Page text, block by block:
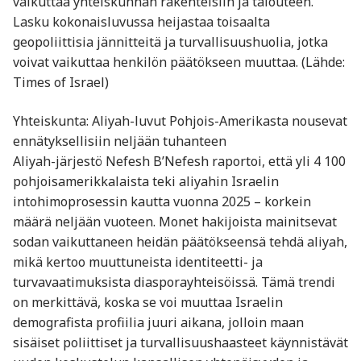
Lasku kokonaisluvussa heijastaa toisaalta
geopoliittisia jännitteitä ja turvallisuushuolia, jotka
voivat vaikuttaa henkilön päätökseen muuttaa. (Lähde:
Times of Israel)
Yhteiskunta: Aliyah-luvut Pohjois-Amerikasta nousevat
ennätyksellisiin neljään tuhanteen
Aliyah-järjestö Nefesh B’Nefesh raportoi, että yli 4 100
pohjoisamerikkalaista teki aliyahin Israelin
intohimoprosessin kautta vuonna 2025 – korkein
määrä neljään vuoteen. Monet hakijoista mainitsevat
sodan vaikuttaneen heidän päätökseensä tehdä aliyah,
mikä kertoo muuttuneista identiteetti- ja
turvavaatimuksista diasporayhteisöissä. Tämä trendi
on merkittävä, koska se voi muuttaa Israelin
demografista profiilia juuri aikana, jolloin maan
sisäiset poliittiset ja turvallisuushaasteet käynnistävät